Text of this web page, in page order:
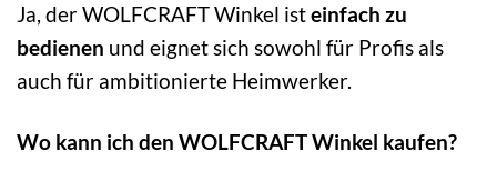
Ja, der WOLFCRAFT Winkel isteinfach zu
bedienen und eignet sich sowohl für Profis als
auch für ambitionierte Heimwerker.
Wo kann ich den WOLFCRAFT Winkel kaufen?